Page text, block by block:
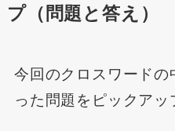
プ（問題と答え）
今回のクロスワード
った問題をピックアッ